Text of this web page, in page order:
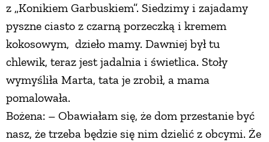
z „Konikiem Garbuskiem”. Siedzimy i zajadamy
pyszne ciasto z czarną porzeczką i kremem
kokosowym, dzieło mamy. Dawniej był tu
chlewik, teraz jest jadalnia i świetlica. Stoły
wymyśliła Marta, tata je zrobił, a mama
pomalowała.
Bożena: – Obawiałam się, że dom przestanie być
nasz, że trzeba będzie się nim dzielić z obcymi. Że
CIASTA I DESERY
DODATKI
PRZETWORY
INNE